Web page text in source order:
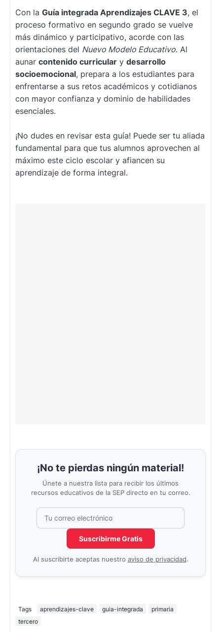
Con la Guía integrada Aprendizajes CLAVE 3, el
proceso formativo en segundo grado se vuelve
más dinámico y participativo, acorde con las
orientaciones del Nuevo Modelo Educativo. Al
aunar contenido curricular y desarrollo
socioemocional, prepara a los estudiantes para
enfrentarse a sus retos académicos y cotidianos
con mayor confianza y dominio de habilidades
esenciales.
¡No dudes en revisar esta guía! Puede ser tu aliada
fundamental para que tus alumnos aprovechen al
máximo este ciclo escolar y afiancen su
aprendizaje de forma integral.
¡No te pierdas ningún material!
Únete a nuestra lista para recibir los últimos
recursos educativos de la SEP directo en tu correo.
No completar este campo
Suscribirme Gratis
Al suscribirte aceptas nuestro aviso de privacidad.
Tags aprendizajes-clave guia-integrada
primaria
tercero